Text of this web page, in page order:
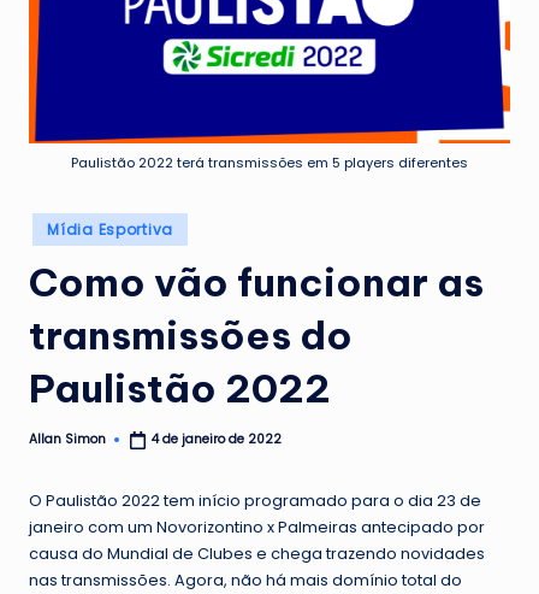
Paulistão 2022 terá transmissões em 5 players diferentes
Posted
in
Mídia Esportiva
Como vão funcionar as
transmissões do
Paulistão 2022
Posted
Allan Simon 4 de janeiro de 2022
O Paulistão 2022 tem início programado para o dia 23 de
janeiro com um Novorizontino x Palmeiras antecipado por
causa do Mundial de Clubes e chega trazendo novidades
nas transmissões. Agora, não há mais domínio total do